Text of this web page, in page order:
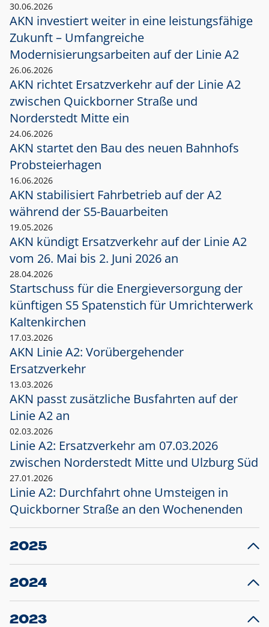
30.06.2026
AKN investiert weiter in eine leistungsfähige
Zukunft – Umfangreiche
Modernisierungsarbeiten auf der Linie A2
26.06.2026
AKN richtet Ersatzverkehr auf der Linie A2
zwischen Quickborner Straße und
Norderstedt Mitte ein
24.06.2026
AKN startet den Bau des neuen Bahnhofs
Probsteierhagen
16.06.2026
AKN stabilisiert Fahrbetrieb auf der A2
während der S5-Bauarbeiten
19.05.2026
AKN kündigt Ersatzverkehr auf der Linie A2
vom 26. Mai bis 2. Juni 2026 an
28.04.2026
Startschuss für die Energieversorgung der
künftigen S5 Spatenstich für Umrichterwerk
Kaltenkirchen
17.03.2026
AKN Linie A2: Vorübergehender
Ersatzverkehr
13.03.2026
AKN passt zusätzliche Busfahrten auf der
Linie A2 an
02.03.2026
Linie A2: Ersatzverkehr am 07.03.2026
zwischen Norderstedt Mitte und Ulzburg Süd
27.01.2026
Linie A2: Durchfahrt ohne Umsteigen in
Quickborner Straße an den Wochenenden
2025
23.12.2025
Projekt S5: Start der Bauarbeiten am
2024
10.12.2024
Großprojekt S5: Sperrung der Bahnstraße in
2023